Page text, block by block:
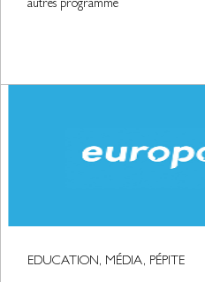
autres programme
EDUCATION, MÉDIA, PÉPITE